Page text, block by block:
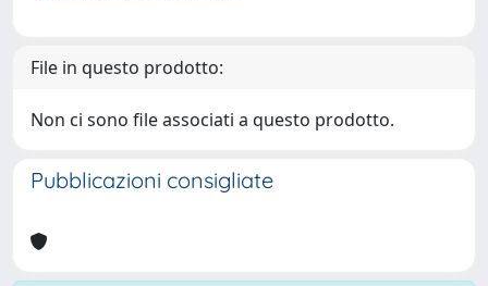
File in questo prodotto:
Non ci sono file associati a questo prodotto.
Pubblicazioni consigliate